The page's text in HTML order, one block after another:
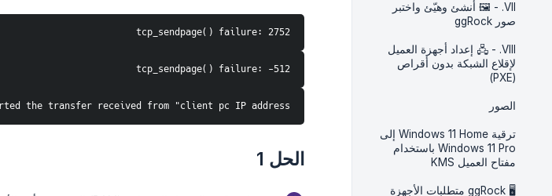
VII. - 🖼️ أنشئ وهيّئ واختبر
صور ggRock
VIII. - 🖧 إعداد أجهزة العميل
لإقلاع الشبكة بدون أقراص
(PXE)
الصور
ترقية Windows 11 Home إلى
Windows 11 Pro باستخدام
مفتاح العميل KMS
🖥️ ggRock متطلبات الأجهزة
tcp_sendpage() failure: 2752
tcp_sendpage() failure: -512
the transfer received from "client pc IP address"
الحل 1